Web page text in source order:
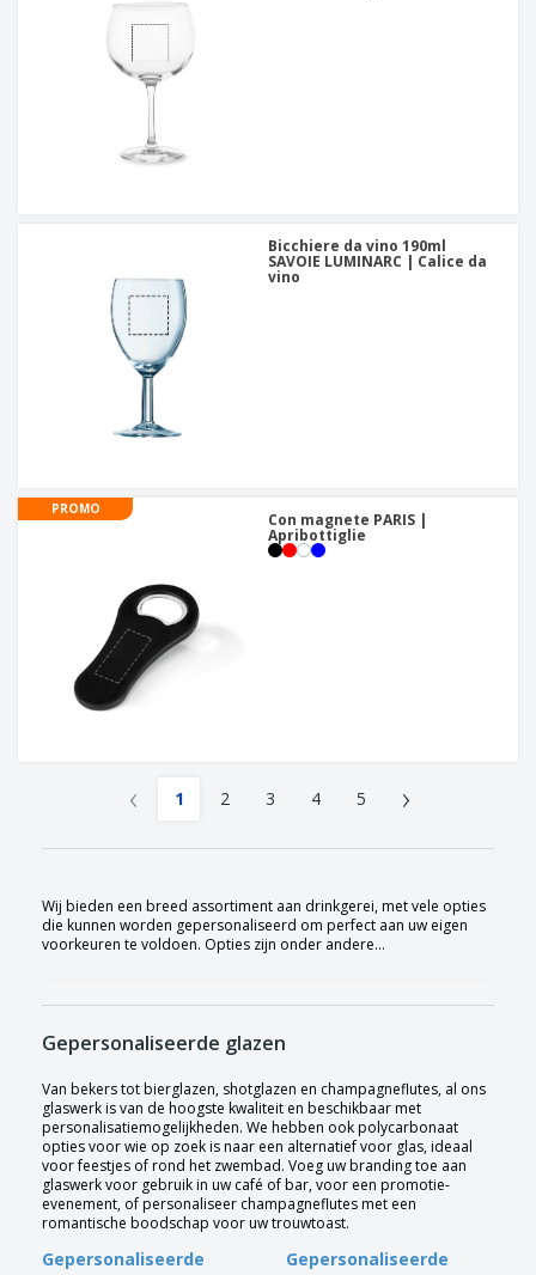
Bicchiere da vino 190ml
SAVOIE LUMINARC | Calice da
vino
PROMO
Con magnete PARIS |
Apribottiglie
‹ 1 2 3 4 5 ›
Wij bieden een breed assortiment aan drinkgerei, met vele opties
die kunnen worden gepersonaliseerd om perfect aan uw eigen
voorkeuren te voldoen. Opties zijn onder andere…
Gepersonaliseerde glazen
Van bekers tot bierglazen, shotglazen en champagneflutes, al ons
glaswerk is van de hoogste kwaliteit en beschikbaar met
personalisatiemogelijkheden. We hebben ook polycarbonaat
opties voor wie op zoek is naar een alternatief voor glas, ideaal
voor feestjes of rond het zwembad. Voeg uw branding toe aan
glaswerk voor gebruik in uw café of bar, voor een promotie-
evenement, of personaliseer champagneflutes met een
romantische boodschap voor uw trouwtoast.
Gepersonaliseerde Gepersonaliseerde